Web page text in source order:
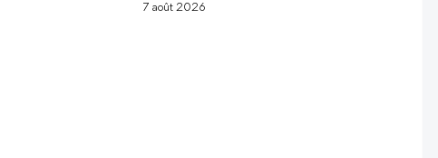
7 août 2026